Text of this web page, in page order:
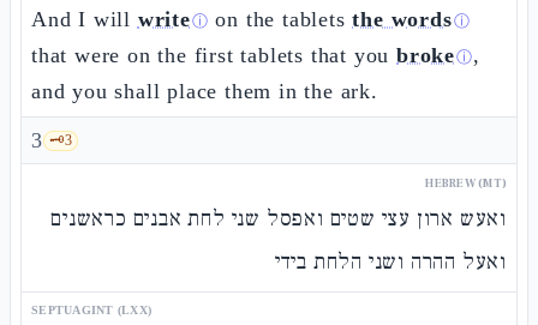
And I will writeⓘ on the tabletsthe wordsⓘ
that were on the first tablets that you brokeⓘ,
and you shall place them in the ark.
3 🗝️3
HEBREW (MT)
ואעש ארון עצי שטים ואפסל שני לחת אבנים כראשנים
ואעל ההרה ושני הלחת בידי
SEPTUAGINT (LXX)